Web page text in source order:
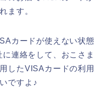
ます。
カードが使えない状態
連絡をして、おこさま
したVISAカードの利用
ですよ♪